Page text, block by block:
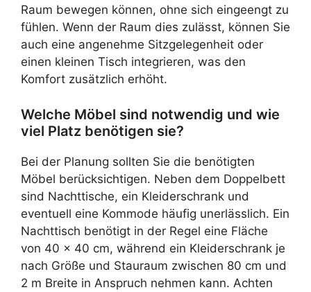
Raum bewegen können, ohne sich eingeengt zu
fühlen. Wenn der Raum dies zulässt, können Sie
auch eine angenehme Sitzgelegenheit oder
einen kleinen Tisch integrieren, was den
Komfort zusätzlich erhöht.
Welche Möbel sind notwendig und wie
viel Platz benötigen sie?
Bei der Planung sollten Sie die benötigten
Möbel berücksichtigen. Neben dem Doppelbett
sind Nachttische, ein Kleiderschrank und
eventuell eine Kommode häufig unerlässlich. Ein
Nachttisch benötigt in der Regel eine Fläche
von 40 x 40 cm, während ein Kleiderschrank je
nach Größe und Stauraum zwischen 80 cm und
2 m Breite in Anspruch nehmen kann. Achten